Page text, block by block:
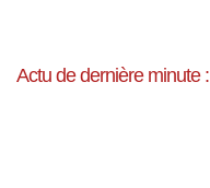
Actu de dernière minute :